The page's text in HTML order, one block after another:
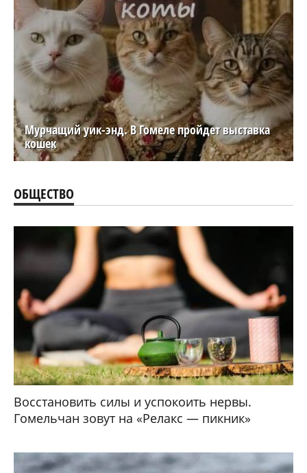
Мурчащий уик-энд. В Гомеле пройдет выставка
кошек
ОБЩЕСТВО
Восстановить силы и успокоить нервы.
Гомельчан зовут на «Релакс — пикник»